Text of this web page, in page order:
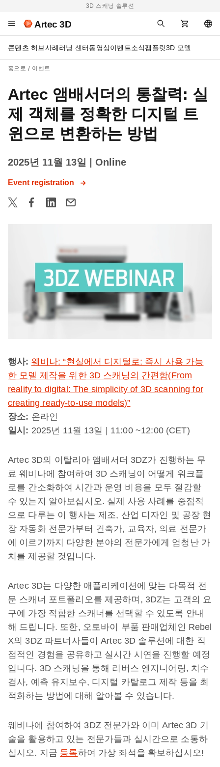
3D 스캐닝 솔루션
Artec 3D
콘텐츠 허브사례러닝 센터동영상이벤트소식팸플릿3D 모델
홈으로 이벤트
Artec 앰배서더의 통찰력: 실
제 객체를 정확한 디지털 트
윈으로 변환하는 방법
2025년 11월 13일 | Online
Event registration
행사: 웨비나: “현실에서 디지털로: 즉시 사용 가능
한 모델 제작을 위한 3D 스캐닝의 간편함(From
reality to digital: The simplicity of 3D scanning for
creating ready-to-use models)”
장소: 온라인
일시: 2025년 11월 13일 | 11:00 ~12:00 (CET)
Artec 3D의 이탈리아 앰배서더 3DZ가 진행하는 무
료 웨비나에 참여하여 3D 스캐닝이 어떻게 워크플
로를 간소화하여 시간과 운영 비용을 모두 절감할
수 있는지 알아보십시오. 실제 사용 사례를 중점적
으로 다루는 이 행사는 제조, 산업 디자인 및 공장 현
장 자동화 전문가부터 건축가, 교육자, 의료 전문가
에 이르기까지 다양한 분야의 전문가에게 엄청난 가
치를 제공할 것입니다.
Artec 3D는 다양한 애플리케이션에 맞는 다목적 전
문 스캐너 포트폴리오를 제공하며, 3DZ는 고객의 요
구에 가장 적합한 스캐너를 선택할 수 있도록 안내
해 드립니다. 또한, 오토바이 부품 판매업체인 Rebel
X의 3DZ 파트너사들이 Artec 3D 솔루션에 대한 직
접적인 경험을 공유하고 실시간 시연을 진행할 예정
입니다. 3D 스캐닝을 통해 리버스 엔지니어링, 치수
검사, 예측 유지보수, 디지털 카탈로그 제작 등을 최
적화하는 방법에 대해 알아볼 수 있습니다.
웨비나에 참여하여 3DZ 전문가와 이미 Artec 3D 기
술을 활용하고 있는 전문가들과 실시간으로 소통하
십시오. 지금 등록하여 가상 좌석을 확보하십시오!